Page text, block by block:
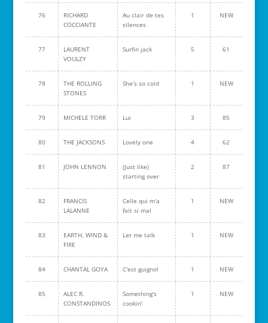
76
RICHARD
COCCIANTE
Au clair de tes
silences
1 NEW
77
LAURENT
VOULZY
Surfin jack 5 61
78
THE ROLLING
STONES
She's so cold 1 NEW
79 MICHELE TORR Lui 3 85
80 THE JACKSONS Lovely one 4 62
81 JOHN LENNON
(Just like)
starting over
2 87
82
FRANCIS
LALANNE
Celle qui m'a
fait si mal
1 NEW
83
EARTH, WIND &
FIRE
Let me talk 1 NEW
84 CHANTAL GOYA C'est guignol 1 NEW
85
ALEC R.
CONSTANDINOS
Something's
cookin'
1 NEW